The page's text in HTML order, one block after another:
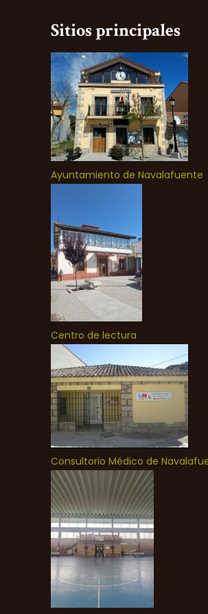
Sitios principales
Ayuntamiento de Navalafuente
Centro de lectura
Consultorio Médico de